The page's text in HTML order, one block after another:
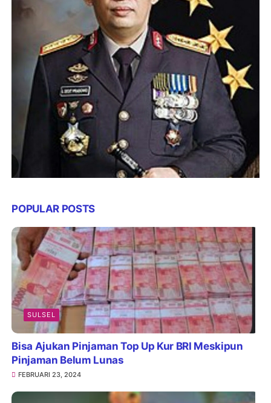
POPULAR POSTS
SULSEL
Bisa Ajukan Pinjaman Top Up Kur BRI Meskipun
Pinjaman Belum Lunas
FEBRUARI 23, 2024